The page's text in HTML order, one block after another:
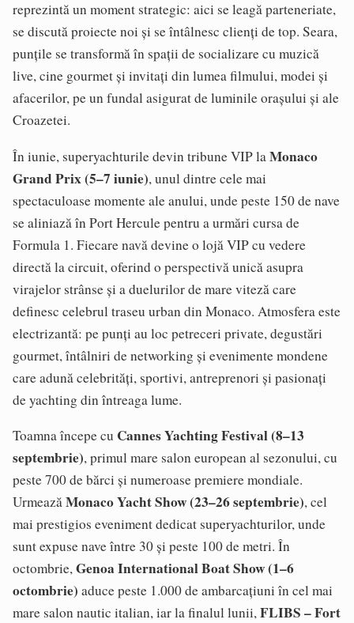
reprezintă un moment strategic: aici se leagă parteneriate,
se discută proiecte noi și se întâlnesc clienți de top. Seara,
punțile se transformă în spații de socializare cu muzică
live, cine gourmet și invitați din lumea filmului, modei și
afacerilor, pe un fundal asigurat de luminile orașului și ale
Croazetei.
În iunie, superyachturile devin tribune VIP la Monaco
Grand Prix (5–7 iunie), unul dintre cele mai
spectaculoase momente ale anului, unde peste 150 de nave
se aliniază în Port Hercule pentru a urmări cursa de
Formula 1. Fiecare navă devine o lojă VIP cu vedere
directă la circuit, oferind o perspectivă unică asupra
virajelor strânse și a duelurilor de mare viteză care
definesc celebrul traseu urban din Monaco. Atmosfera este
electrizantă: pe punți au loc petreceri private, degustări
gourmet, întâlniri de networking și evenimente mondene
care adună celebrități, sportivi, antreprenori și pasionați
de yachting din întreaga lume.
Toamna începe cu Cannes Yachting Festival (8–13
septembrie), primul mare salon european al sezonului, cu
peste 700 de bărci și numeroase premiere mondiale.
UrmeazăMonaco Yacht Show (23–26 septembrie), cel
mai prestigios eveniment dedicat superyachturilor, unde
sunt expuse nave între 30 și peste 100 de metri. În
octombrie,Genoa International Boat Show (1–6
octombrie) aduce peste 1.000 de ambarcațiuni în cel mai
mare salon nautic italian, iar la finalul lunii,FLIBS – Fort